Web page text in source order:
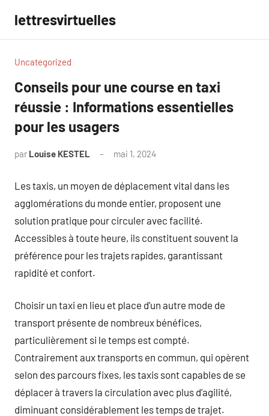
contenu
lettresvirtuelles
Uncategorized
Conseils pour une course en taxi
réussie : Informations essentielles
pour les usagers
par Louise KESTEL mai 1, 2024
Les taxis, un moyen de déplacement vital dans les
agglomérations du monde entier, proposent une
solution pratique pour circuler avec facilité.
Accessibles à toute heure, ils constituent souvent la
préférence pour les trajets rapides, garantissant
rapidité et confort.
Choisir un taxi en lieu et place d’un autre mode de
transport présente de nombreux bénéfices,
particulièrement si le temps est compté.
Contrairement aux transports en commun, qui opèrent
selon des parcours fixes, les taxis sont capables de se
déplacer à travers la circulation avec plus d’agilité,
diminuant considérablement les temps de trajet.